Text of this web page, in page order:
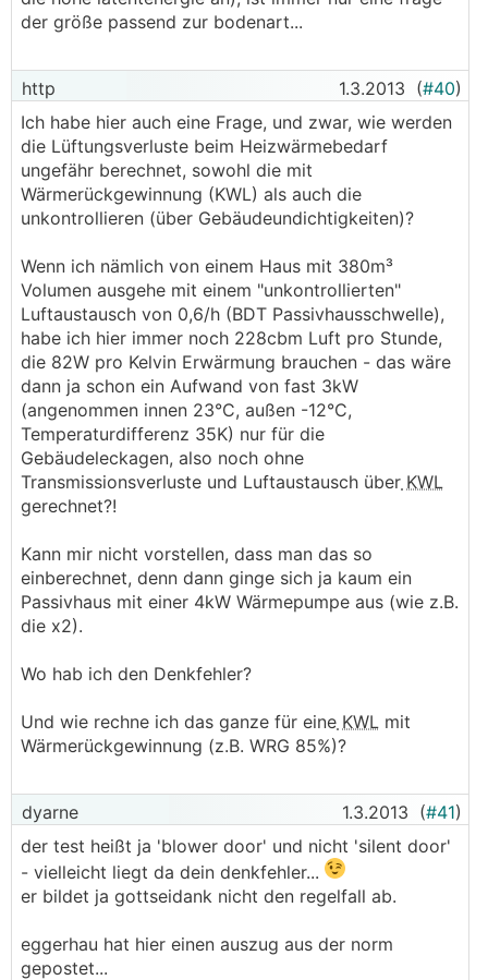
der größe passend zur bodenart...
http 1.3.2013 (#40)
Ich habe hier auch eine Frage, und zwar, wie werden
die Lüftungsverluste beim Heizwärmebedarf
ungefähr berechnet, sowohl die mit
Wärmerückgewinnung (KWL) als auch die
unkontrollieren (über Gebäudeundichtigkeiten)?
Wenn ich nämlich von einem Haus mit 380m³
Volumen ausgehe mit einem "unkontrollierten"
Luftaustausch von 0,6/h (BDT Passivhausschwelle),
habe ich hier immer noch 228cbm Luft pro Stunde,
die 82W pro Kelvin Erwärmung brauchen - das wäre
dann ja schon ein Aufwand von fast 3kW
(angenommen innen 23°C, außen -12°C,
Temperaturdifferenz 35K) nur für die
Gebäudeleckagen, also noch ohne
Transmissionsverluste und Luftaustausch über KWL
gerechnet?!
Kann mir nicht vorstellen, dass man das so
einberechnet, denn dann ginge sich ja kaum ein
Passivhaus mit einer 4kW Wärmepumpe aus (wie z.B.
die x2).
Wo hab ich den Denkfehler?
Und wie rechne ich das ganze für eine KWL mit
Wärmerückgewinnung (z.B. WRG 85%)?
dyarne 1.3.2013 (#41)
der test heißt ja 'blower door' und nicht 'silent door'
- vielleicht liegt da dein denkfehler...
er bildet ja gottseidank nicht den regelfall ab.
eggerhau hat hier einen auszug aus der norm
gepostet...